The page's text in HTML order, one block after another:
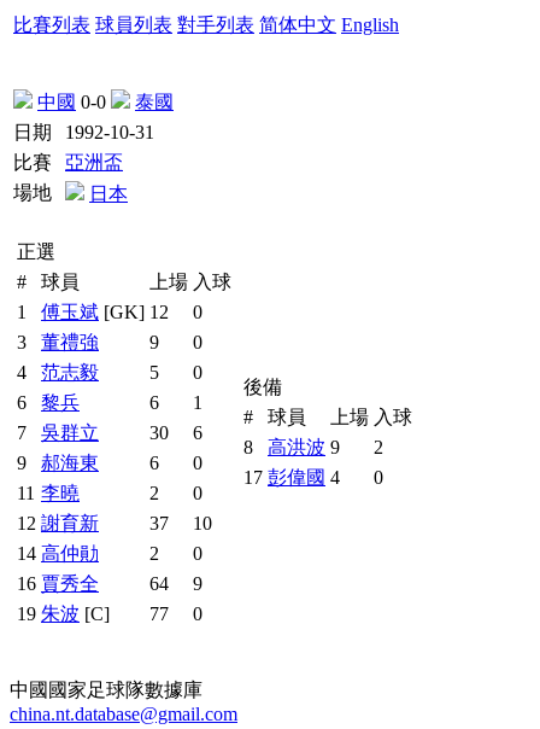
比賽列表 球員列表 對手列表 简体中文 English
中國 0-0
泰國
日期
1992-10-31
比賽
亞洲盃
場地
日本
正選
#
球員 上場 入球
1
傅玉斌 [GK] 12
0
3
董禮強 9
0
4
范志毅 5
0
6
黎兵 6
1
7
吳群立 30
6
9
郝海東 6
0
11 李曉 2
0
12 謝育新 37
10
14 高仲勛 2
0
16 賈秀全 64
9
19 朱波 [C] 77 0
後備
#
球員 上場 入球
8
高洪波 9
2
17 彭偉國 4 0
中國國家足球隊數據庫
china.nt.database@gmail.com